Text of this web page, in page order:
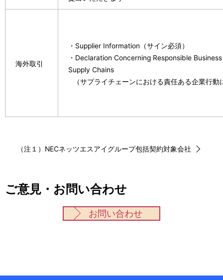
海外取引
・Supplier Information（サイン必須）
・Declaration Concerning Responsible
Supply Chains
（サプライチェーンにおける責任ある企業行
（注１）NECネッツエスアイグループ包括契約対象会社
ご意見・お問い合わせ
お問い合わせ